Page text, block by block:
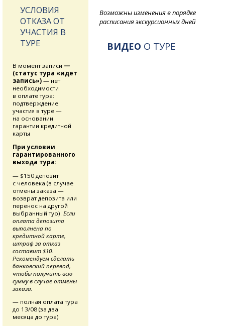
Возможны изменения в порядке
расписания экскурсионных дней
ВИДЕО О ТУРЕ
УСЛОВИЯ
ОТКАЗА ОТ
УЧАСТИЯ В
ТУРЕ
В момент записи —
(статус тура «идет
запись») — нет
необходимости
в оплате тура:
подтверждение
участия в туре —
на основании
гарантии кредитной
карты
При условии
гарантированного
выхода тура:
— $150 депозит
с человека (в случае
отмены заказа —
возврат депозита или
перенос на другой
выбранный тур). Если
оплата депозита
выполнена по
кредитной карте,
штраф за отказ
составит $10.
Рекомендуем сделать
банковский перевод,
чтобы получить всю
сумму в случае отмены
заказа.
— полная оплата тура
до 13/08 (за два
месяца до тура)